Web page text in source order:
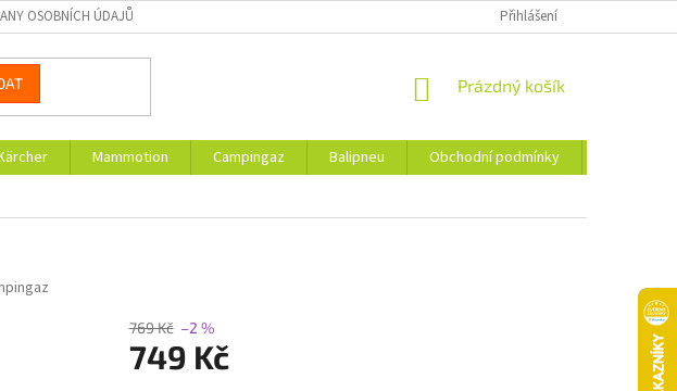
OSOBNÍCH ÚDAJŮ Přihlášení
NÁKUPNÍ
Prázdný košík
Mammotion Campingaz Balipneu Obchodní podmínky
769 Kč –2 %
749 Kč